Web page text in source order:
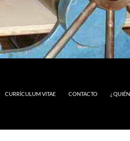
CURRÍCULUM VITAE CONTACTO ¿